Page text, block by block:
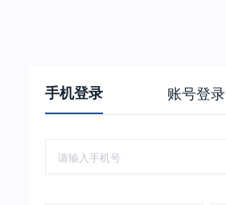
手机登录 账号登录